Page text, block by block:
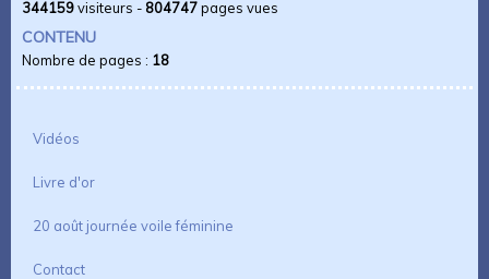
344159visiteurs - 804747pages vues
CONTENU
Nombre de pages : 18
Vidéos
Livre d'or
20 août journée voile féminine
Contact